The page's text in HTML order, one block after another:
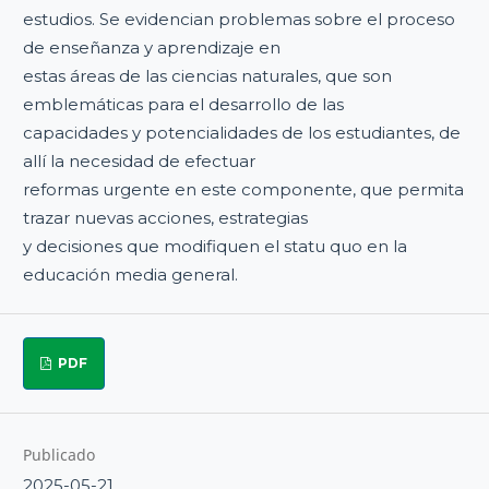
estudios. Se evidencian problemas sobre el proceso
de enseñanza y aprendizaje en
estas áreas de las ciencias naturales, que son
emblemáticas para el desarrollo de las
capacidades y potencialidades de los estudiantes, de
allí la necesidad de efectuar
reformas urgente en este componente, que permita
trazar nuevas acciones, estrategias
y decisiones que modifiquen el statu quo en la
educación media general.
PDF
Publicado